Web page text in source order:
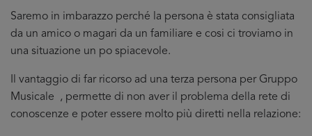
Saremo in imbarazzo perché la persona è stata consigliata
da un amico o magari da un familiare e cosi ci troviamo in
una situazione un po spiacevole.
Il vantaggio di far ricorso ad una terza persona per Gruppo
Musicale , permette di non aver il problema della rete di
conoscenze e poter essere molto più diretti nella relazione: